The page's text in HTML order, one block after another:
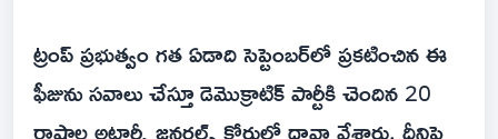
ట్రంప్ ప్రభుత్వం గత ఏడాది సెప్టెంబర్‌లో ప్రకటించిన ఈ
ఫీజును సవాలు చేస్తూ డెమొక్రాటిక్ పార్టీకి చెందిన 20